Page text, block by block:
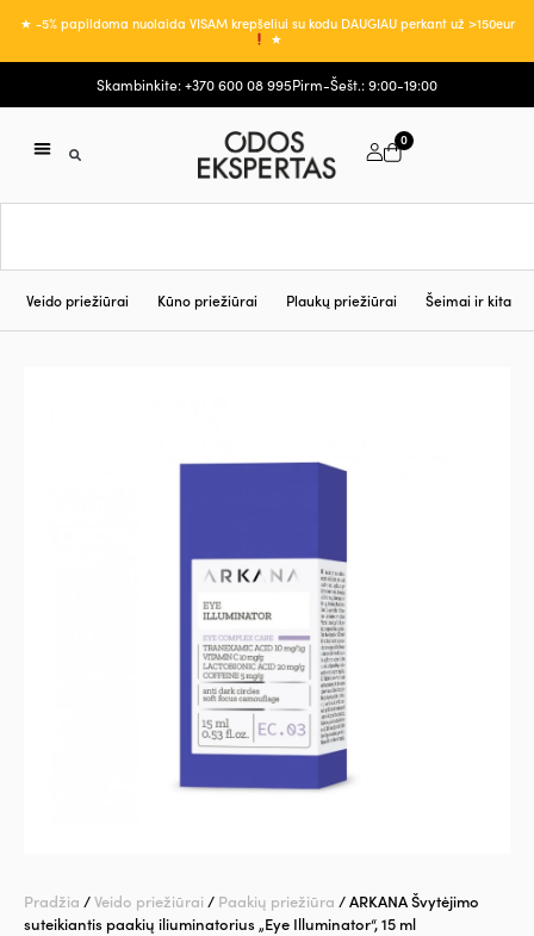
★ -5% papildoma nuolaida VISAM krepšeliui su kodu DAUGIAU perkant už >150eur
★
Skambinkite: +370 600 08 995Pirm-Šešt.: 9:00-19:00
0
Veido priežiūrai Kūno priežiūrai Plaukų priežiūrai Šeimai ir kita
Pradžia /Veido priežiūrai / Paakių priežiūra / ARKANA Švytėjimo
suteikiantis paakių iliuminatorius „Eye Illuminator“, 15 ml